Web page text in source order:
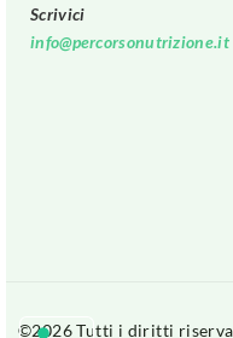
Scrivici
info@percorsonutrizione.it
©2026 Tutti i diritti